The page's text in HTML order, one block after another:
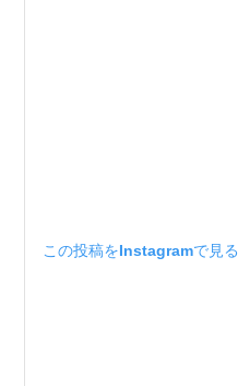
この投稿をInstagramで見る